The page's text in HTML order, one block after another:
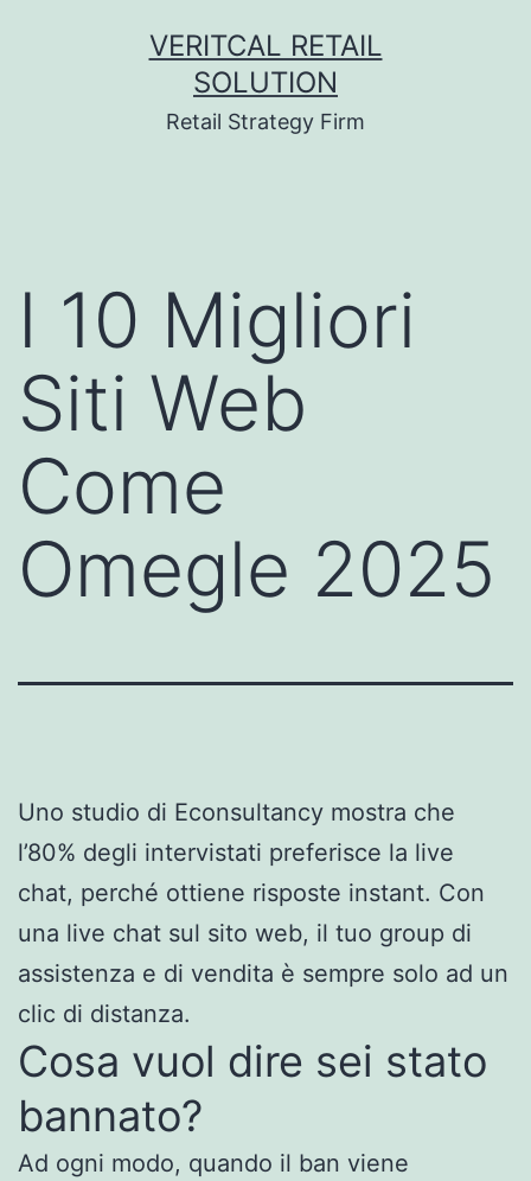
VERITCAL RETAIL
SOLUTION
Retail Strategy Firm
I 10 Migliori
Siti Web
Come
Omegle 2025
Uno studio di Econsultancy mostra che
l’80% degli intervistati preferisce la live
chat, perché ottiene risposte instant. Con
una live chat sul sito web, il tuo group di
assistenza e di vendita è sempre solo ad un
clic di distanza.
Cosa vuol dire sei stato
bannato?
Ad ogni modo, quando il ban viene